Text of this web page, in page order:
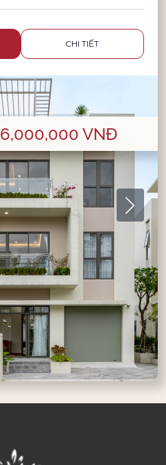
CHI TIẾT
6,000,000 VNĐ